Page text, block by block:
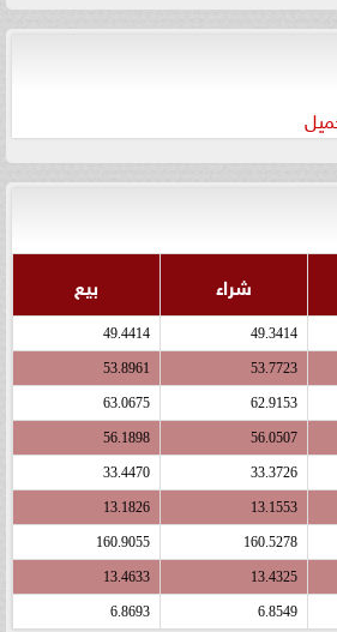
شراء بيع
49.3414
49.4414
53.7723
53.8961
62.9153
63.0675
56.0507
56.1898
33.3726
33.4470
13.1553
13.1826
160.5278
160.9055
13.4325
13.4633
6.8549
6.8693